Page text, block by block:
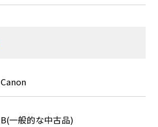
Canon
B(一般的な中古品)